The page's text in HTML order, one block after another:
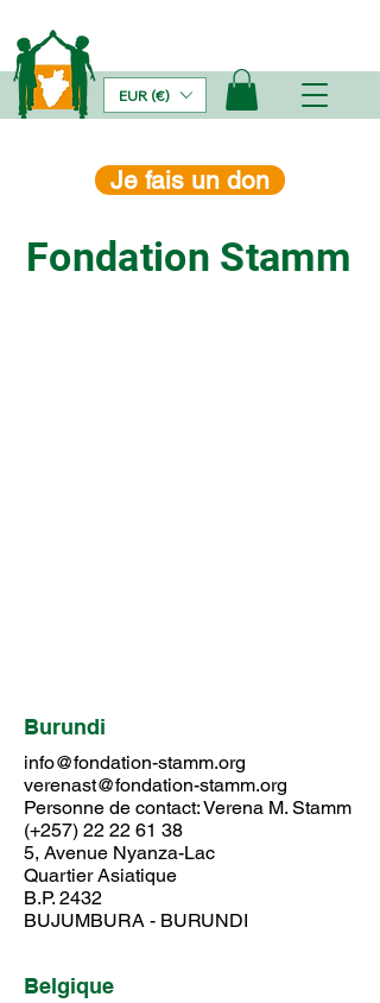
Fondation Stamm
EUR (€)
Je fais un don
Burundi
info@fondation-stamm.org
verenast@fondation-stamm.org
Personne de contact: Verena M. Stamm
(+257) 22 22 61 38
5, Avenue Nyanza-Lac
Quartier Asiatique
B.P. 2432
BUJUMBURA - BURUNDI
Belgique